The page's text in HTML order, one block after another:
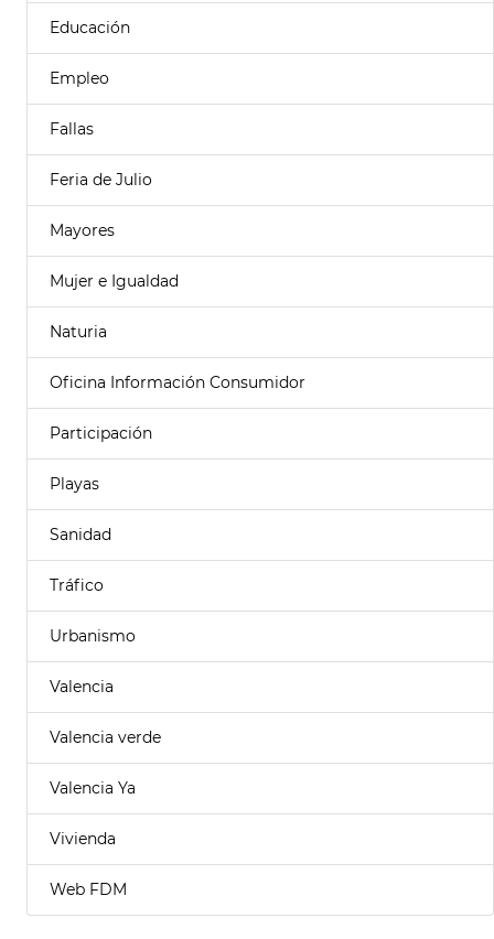
Educación
Empleo
Fallas
Feria de Julio
Mayores
Mujer e Igualdad
Naturia
Oficina Información Consumidor
Participación
Playas
Sanidad
Tráfico
Urbanismo
Valencia
Valencia verde
Valencia Ya
Vivienda
Web FDM